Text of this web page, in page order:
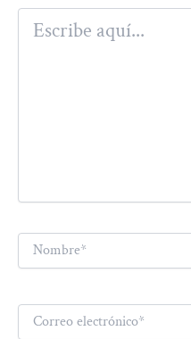
Escribe
aquí...
Nombre*
Correo
electrónico*